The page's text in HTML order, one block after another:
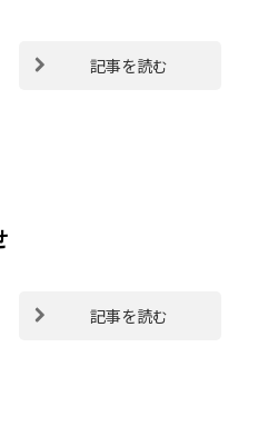
記事を読む
記事を読む